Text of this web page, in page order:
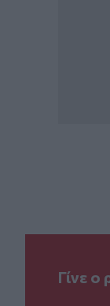
Γίνε ο